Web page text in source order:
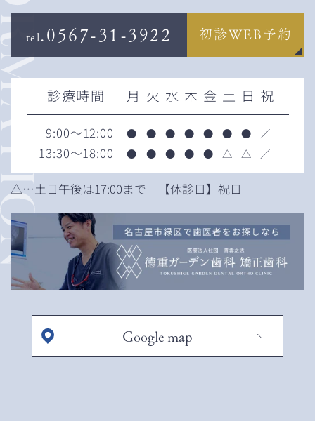
tel .0567-31-3922 初診WEB予約
診療時間 月 火 水 木 金 土 日 祝
9:00～12:00 ● ● ● ● ● ● ● ／
13:30～18:00 ● ● ● ● ● △ △ ／
△…土日午後は17:00まで 【休診日】祝日
Google map